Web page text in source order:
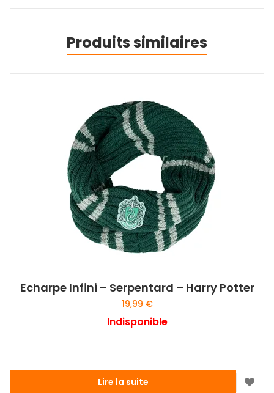
Produits similaires
Echarpe Infini – Serpentard – Harry Potter
19,99 €
Indisponible
Lire la suite